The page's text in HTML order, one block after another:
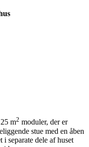
m2 moduler, der er
stue med en åben
separate dele af huset